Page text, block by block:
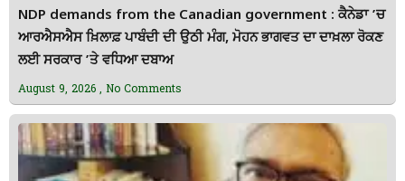
NDP demands from the Canadian government : ਕੈਨੇਡਾ ’ਚ
ਆਰਐਸਐਸ ਖ਼ਿਲਾਫ਼ ਪਾਬੰਦੀ ਦੀ ਉਠੀ ਮੰਗ, ਮੋਹਨ ਭਾਗਵਤ ਦਾ ਦਾਖ਼ਲਾ ਰੋਕਣ
ਲਈ ਸਰਕਾਰ ’ਤੇ ਵਧਿਆ ਦਬਾਅ
August 9, 2026 No Comments